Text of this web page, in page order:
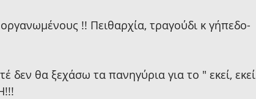
!! Πειθαρχία, τραγούδι κ γήπεδο-
δεν θα ξεχάσω τα πανηγύρια για το " εκεί, εκεί